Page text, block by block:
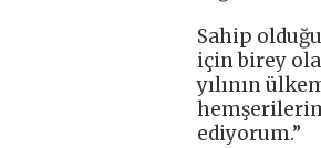
Sahip
için birey
yılının
ediyorum.”